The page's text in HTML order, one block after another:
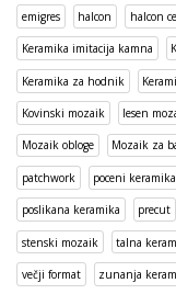
emigres halcon halcon
Keramika imitacija kamna
Keramika za hodnik
Kovinski mozaik lesen
Mozaik obloge Mozaik za
patchwork poceni keramika
poslikana keramika precut
stenski mozaik talna
večji format zunanja